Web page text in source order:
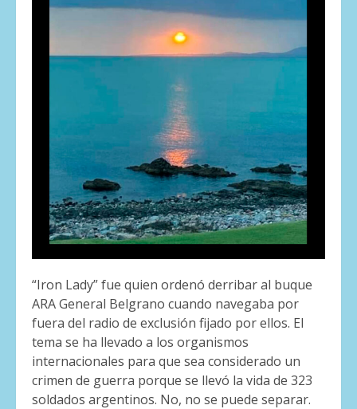
“Iron Lady” fue quien ordenó derribar al buque
ARA General Belgrano cuando navegaba por
fuera del radio de exclusión fijado por ellos. El
tema se ha llevado a los organismos
internacionales para que sea considerado un
crimen de guerra porque se llevó la vida de 323
soldados argentinos. No, no se puede separar.